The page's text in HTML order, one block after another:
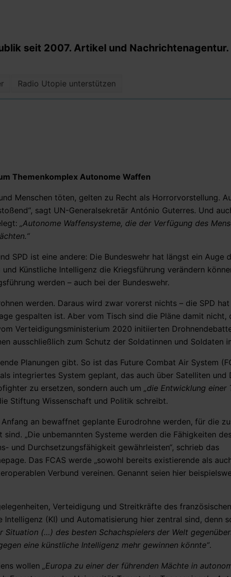
seit 2007. Artikel und Nachrichtenagentur.
Radio Utopie unterstützen
Themenkomplex Autonome Waffen
Menschen töten, gelten zu Recht als Horrorvorstellung.
sagt UN-Generalsekretär António Guterres. Und
„Autonome Waffensysteme, die der Verfügung des
SPD ist eine andere: Die Bundeswehr hat längst ein Auge
Künstliche Intelligenz die Kriegsführung verändern
werden – auch bei der Bundeswehr.
werden. Daraus wird zwar vorerst nichts – die SPD
gespalten ist. Aber vom Tisch sind die Pläne damit nicht,
Verteidigungsministerium 2020 initiierten
ausschließlich zum Schutz der Soldatinnen und Soldaten
Planungen gibt. So ist das Future Combat Air System
integriertes System geplant, das auch über Satelliten und
zu ersetzen, sondern auch um „die Entwicklung einer
Stiftung Wissenschaft und Politik schreibt.
an bewaffnet geplante Eurodrohne werden, für die
„Die unbemannten Systeme werden die Fähigkeiten
und Durchsetzungsfähigkeit gewährleisten“, schrieb das
Das FCAS werde „sowohl bereits existierende als
Verbund vereinen. Genannt seien hier
Verteidigung und Streitkräfte des
(KI) und Automatisierung hier zentral sind, denn
Situation (…) des besten Schachspielers der Welt
eine künstliche Intelligenz mehr gewinnen könnte“.
wollen „Europa zu einer der führenden Mächte in